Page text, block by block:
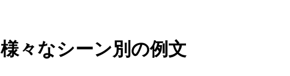
様々なシーン別の例文